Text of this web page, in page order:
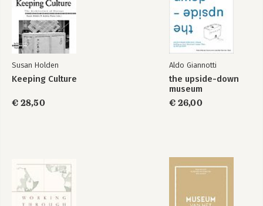
Susan Holden
Keeping Culture
€ 28,50
Aldo Giannotti
the upside-down
museum
€ 26,00